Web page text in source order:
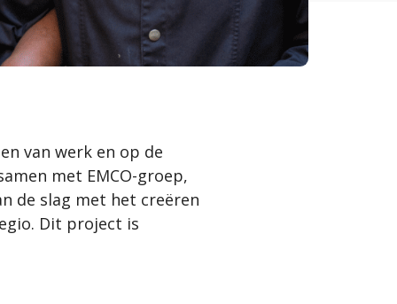
van werk en op de
met EMCO-groep,
de slag met het creëren
Dit project is